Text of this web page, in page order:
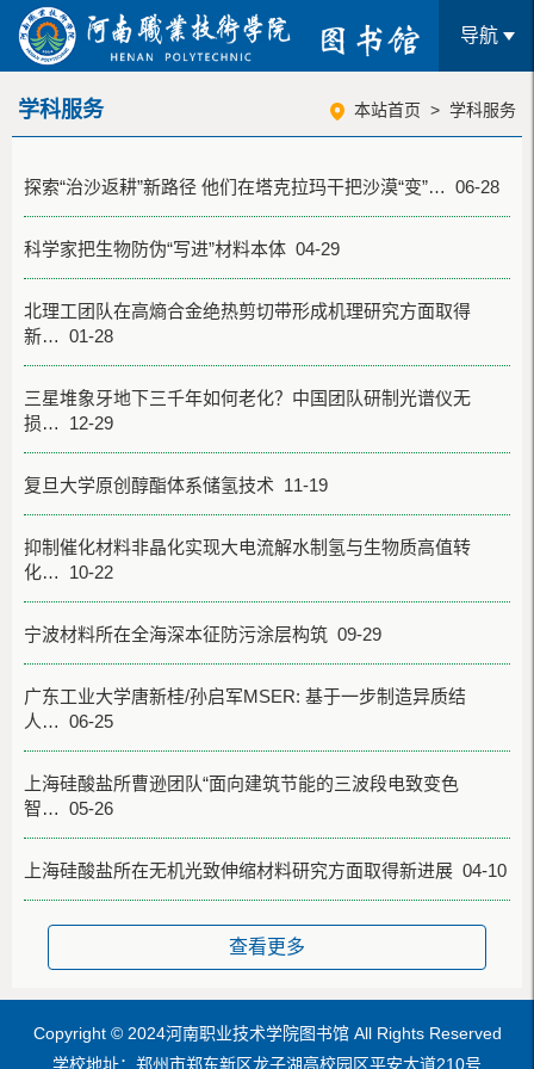
导航
学科服务 本站首页 > 学科服务
探索“治沙返耕”新路径 他们在塔克拉玛干把沙漠“变”… 06-28
科学家把生物防伪“写进”材料本体 04-29
北理工团队在高熵合金绝热剪切带形成机理研究方面取得
新… 01-28
三星堆象牙地下三千年如何老化？中国团队研制光谱仪无
损… 12-29
复旦大学原创醇酯体系储氢技术 11-19
抑制催化材料非晶化实现大电流解水制氢与生物质高值转
化… 10-22
宁波材料所在全海深本征防污涂层构筑 09-29
广东工业大学唐新桂/孙启军MSER: 基于一步制造异质结
人… 06-25
上海硅酸盐所曹逊团队“面向建筑节能的三波段电致变色
智… 05-26
上海硅酸盐所在无机光致伸缩材料研究方面取得新进展 04-10
查看更多
Copyright © 2024河南职业技术学院图书馆 All Rights Reserved
学校地址：郑州市郑东新区龙子湖高校园区平安大道210号